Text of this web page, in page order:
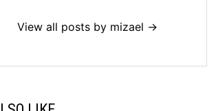
View all posts by mizael →